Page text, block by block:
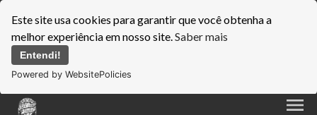
Este site usa cookies para garantir que você obtenha a
melhor experiência em nosso site.Saber mais
Entendi!
Powered by WebsitePolicies
menu